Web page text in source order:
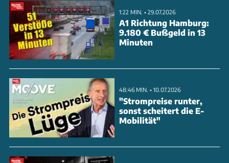
Wankelmotor, minimiert Reibungsverluste und
eignet sich besonders für Range-Extender oder
kleine Nutzfahrzeuge. Der sparsame Benziner zeigt
eindrucksvoll, dass beim Verbrennungsmotor noch
Entwicklungspotenzial steckt.
1:22 MIN. • 29.07.2026
A1 Richtung Hamburg:
9.180 € Bußgeld in 13
Minuten
48:46 MIN. • 10.07.2026
"Strompreise runter,
sonst scheitert die E-
Mobilität"